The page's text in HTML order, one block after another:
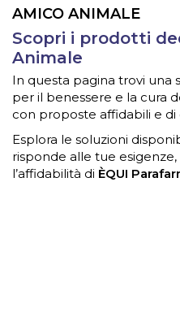
AMICO ANIMALE
Scopri i prodotti
Animale
In questa pagina trovi una
per il benessere e la cura
con proposte affidabili e di
Esplora le soluzioni
risponde alle tue esigenze,
l’affidabilità di ÈQUI